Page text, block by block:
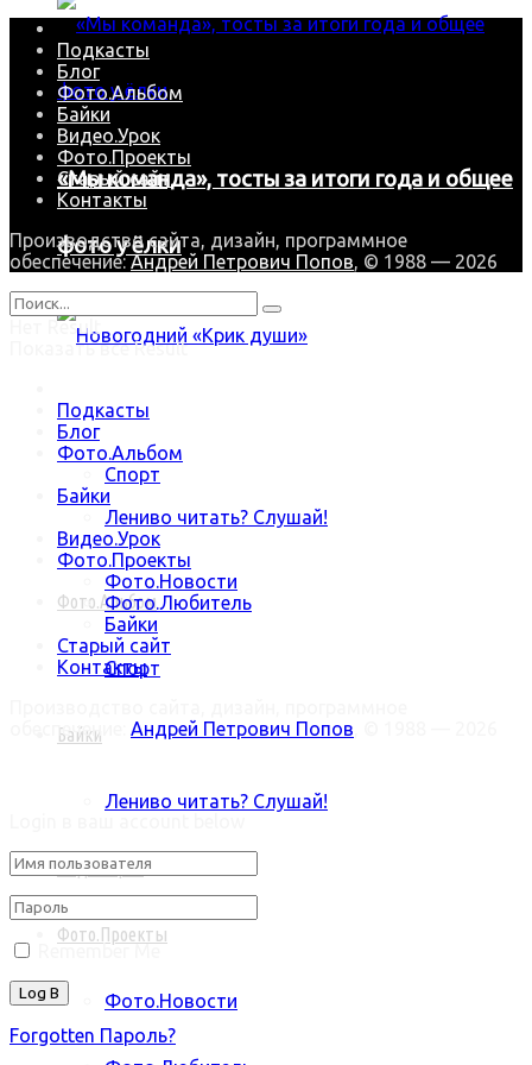
«Мы команда», тосты за итоги года и общее
фото у ёлки
Новогодний «Крик души»
Trending Метки
Фото.Альбом
Спорт
Байки
Лениво читать? Слушай!
Видео.Урок
Фото.Проекты
Фото.Новости
Подкасты
Блог
Фото.Альбом
Байки
Видео.Урок
Фото.Проекты
Старый сайт
Контакты
Производство сайта, дизайн, программное
обеспечение:Андрей Петрович Попов, © 1988 — 2026
Нет Result
Показать все Result
Подкасты
Блог
Фото.Альбом
Спорт
Байки
Лениво читать? Слушай!
Видео.Урок
Фото.Проекты
Фото.Новости
Фото.Любитель
Байки
Старый сайт
Контакты
обеспечение: Андрей Петрович Попов
Remember Me
Forgotten Пароль?